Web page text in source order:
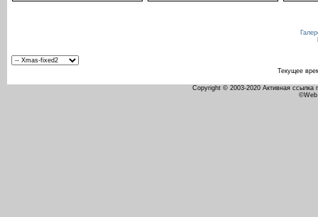
Текущее
Copyright © 2003-2020 Активная ссылка